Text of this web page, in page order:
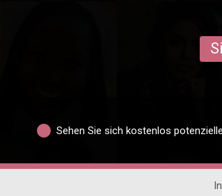
Sehen Sie sich kostenlos